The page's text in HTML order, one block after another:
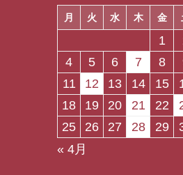
月 火 水 木 金
1
4
5 6 7 8
11
12 13 14 15
18
19 20 21 22
25
26 27 28 29
« 4月